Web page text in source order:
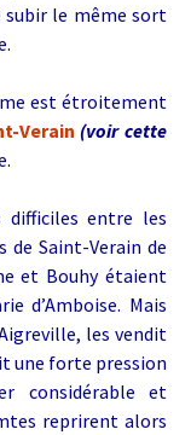
le même sort
est étroitement
Verain (voir cette
difficiles entre les
de Saint-Verain de
et Bouhy étaient
d’Amboise. Mais
les vendit
une forte pression
considérable et
reprirent alors